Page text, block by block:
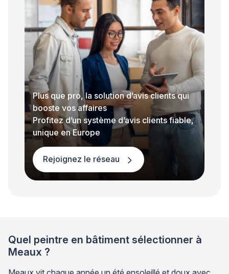
Plus que pro, la solution d’avis clients qui
booste vos affaires
Profitez d’un système d’avis clients fiable,
unique en Europe
Rejoignez le réseau
Quel peintre en bâtiment sélectionner à
Meaux ?